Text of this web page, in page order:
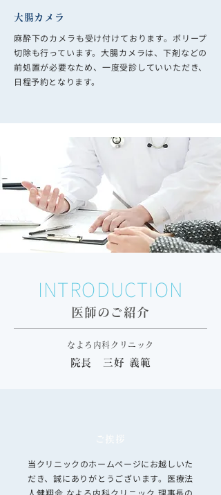
大腸カメラ
麻酔下のカメラも受け付けております。ポリープ
切除も行っています。大腸カメラは、下剤などの
前処置が必要なため、一度受診していいただき、
日程予約となります。
INTRODUCTION
医師のご紹介
なよろ内科クリニック
院長 三好 義範
​ご挨拶
当クリニックのホームページにお越しいた
だき、誠にありがとうございます。医療法
人健翔会 なよろ内科クリニック 理事長の